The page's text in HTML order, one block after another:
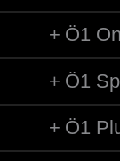
diese, und viel...
Ö1
Ö1
Ö1